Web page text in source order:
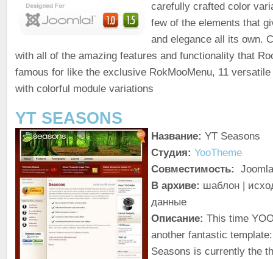
carefully crafted color
few of the elements that
and elegance all its own.
with all of the amazing features and functionality that
famous for like the exclusive RokMooMenu, 11
with colorful module variations
YT SEASONS
Название: YT Seasons
Студия: YooTheme
Совместимость:
В архиве: шаблон |
данные
Описание: This time
another fantastic
Seasons is currently the